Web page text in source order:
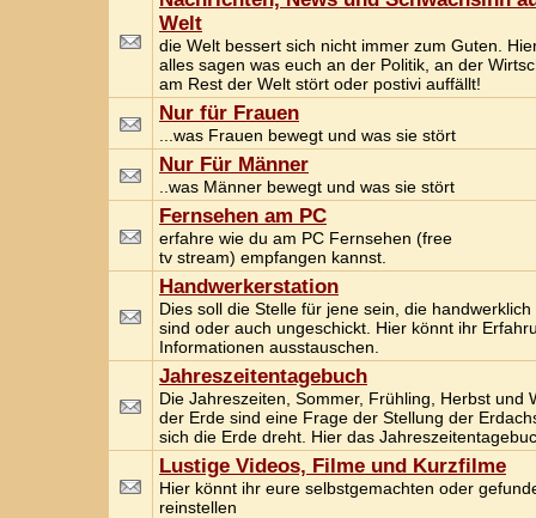
Welt
die Welt bessert sich nicht immer zum Guten.
alles sagen was euch an der Politik, an der
am Rest der Welt stört oder postivi auffällt!
Nur für Frauen
...was Frauen bewegt und was sie stört
Nur Für Männer
..was Männer bewegt und was sie stört
Fernsehen am PC
erfahre wie du am PC Fernsehen (free
tv stream) empfangen kannst.
Handwerkerstation
Dies soll die Stelle für jene sein, die handwerklich
sind oder auch ungeschickt. Hier könnt ihr
Informationen ausstauschen.
Jahreszeitentagebuch
Die Jahreszeiten, Sommer, Frühling, Herbst und
der Erde sind eine Frage der Stellung der
sich die Erde dreht. Hier das
Lustige Videos, Filme und Kurzfilme
Hier könnt ihr eure selbstgemachten oder
reinstellen